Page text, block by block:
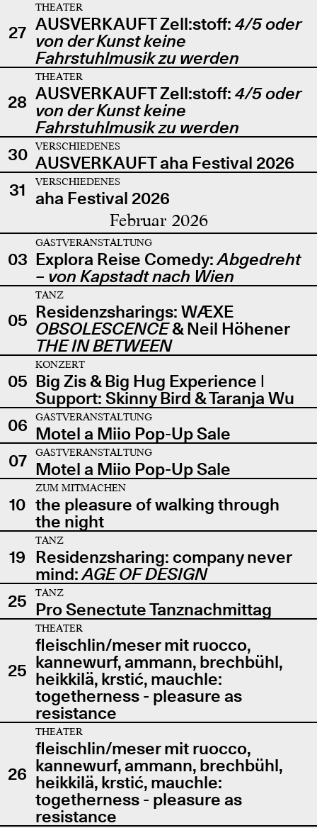
27
THEATER
AUSVERKAUFT Zell:stoff: 4/5 oder
von der Kunst keine
Fahrstuhlmusik zu werden
28
THEATER
AUSVERKAUFT Zell:stoff: 4/5 oder
von der Kunst keine
Fahrstuhlmusik zu werden
30
VERSCHIEDENES
AUSVERKAUFT aha Festival 2026
31
VERSCHIEDENES
aha Festival 2026
Februar 2026
03
GASTVERANSTALTUNG
Explora Reise Comedy:Abgedreht
– von Kapstadt nach Wien
05
TANZ
Residenzsharings: WÆXE
OBSOLESCENCE& Neil Höhener
THE IN BETWEEN
05
KONZERT
Big Zis & Big Hug Experience |
Support: Skinny Bird & Taranja Wu
06
GASTVERANSTALTUNG
Motel a Miio Pop-Up Sale
07
GASTVERANSTALTUNG
Motel a Miio Pop-Up Sale
10
ZUM MITMACHEN
the pleasure of walking through
the night
19
TANZ
Residenzsharing: company never
mind:AGE OF DESIGN
25
TANZ
Pro Senectute Tanznachmittag
25
THEATER
fleischlin/meser mit ruocco,
kannewurf, ammann, brechbühl,
heikkilä, krstić, mauchle:
togetherness - pleasure as
resistance
26
THEATER
fleischlin/meser mit ruocco,
kannewurf, ammann, brechbühl,
heikkilä, krstić, mauchle:
togetherness - pleasure as
resistance